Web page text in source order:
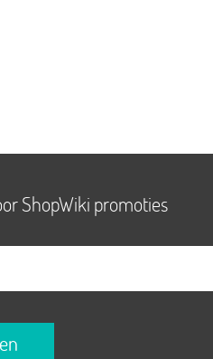
ShopWiki promoties